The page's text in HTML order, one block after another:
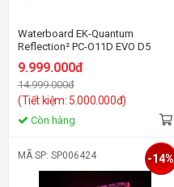
Waterboard EK-Quantum
Reflection² PC-O11D EVO D5
9.999.000đ
14.999.000đ
(Tiết kiệm: 5.000.000đ)
Còn hàng
MÃ SP: SP006424 -14%